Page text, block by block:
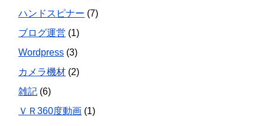
ハンドスピナー (7)
ブログ運営 (1)
Wordpress (3)
カメラ機材 (2)
雑記 (6)
ＶＲ360度動画 (1)